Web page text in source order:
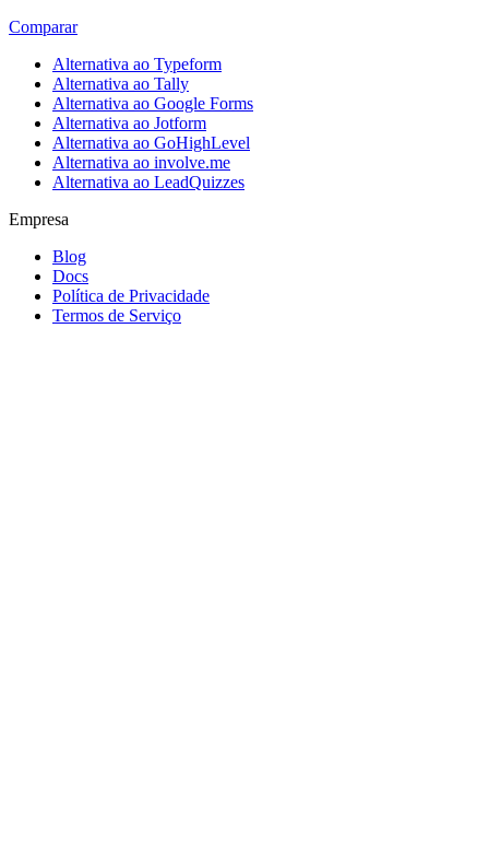
Comparar
Alternativa ao Typeform
Alternativa ao Tally
Alternativa ao Google Forms
Alternativa ao Jotform
Alternativa ao GoHighLevel
Alternativa ao involve.me
Alternativa ao LeadQuizzes
Empresa
Blog
Docs
Política de Privacidade
Termos de Serviço